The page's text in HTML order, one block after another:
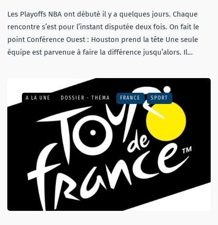
Les Playoffs NBA ont débuté il y a quelques jours. Chaque
rencontre s’est pour l’instant disputée deux fois. On fait le
point Conférence Ouest : Houston prend la tête Une seule
équipe est parvenue à faire la différence jusqu’alors. Il…
A LA UNE DOSSIER - THEMA FRANCE SPORT